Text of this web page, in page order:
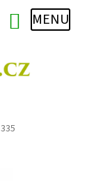
NÁKUPNÍ
KOŠÍK
335